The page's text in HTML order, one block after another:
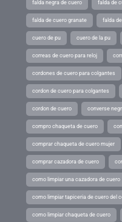
falda negra de cuero falda de
falda de cuero granate falda
cuero de pu cuero de la pu
correas de cuero para reloj
cordones de cuero para colgantes
cordon de cuero para colgantes
cordon de cuero converse
compro chaqueta de cuero
comprar chaqueta de cuero mujer
comprar cazadora de cuero
como limpiar una cazadora de cuero
como limpiar tapiceria de cuero del
como limpiar chaqueta de cuero